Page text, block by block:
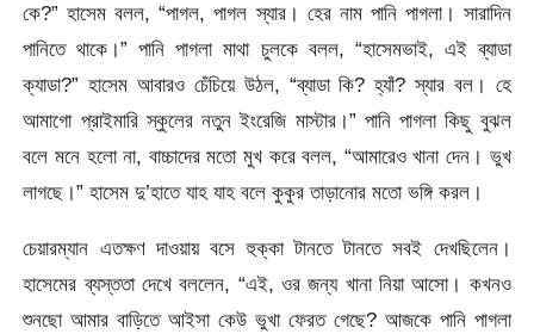
কে?” হাসেম বলল, “পাগল, পাগল স্যার। হের নাম পানি পাগলা। সারাদিন
পানিতে থাকে।” পানি পাগলা মাথা চুলকে বলল, “হাসেমভাই, এই ব্যাডা
ক্যাডা?” হাসেম আবারও চেঁচিয়ে উঠল, “ব্যাডা কি? হ্যাঁ? স্যার বল। হে
আমাগো প্রাইমারি স্কুলের নতুন ইংরেজি মাস্টার।” পানি পাগলা কিছু বুঝল
বলে মনে হলো না, বাচ্চাদের মতো মুখ করে বলল, “আমারেও খানা দেন। ভুখ
লাগছে।” হাসেম দু’হাতে যাহ যাহ বলে কুকুর তাড়ানোর মতো ভঙ্গি করল।
চেয়ারম্যান এতক্ষণ দাওয়ায় বসে হুক্কা টানতে টানতে সবই দেখছিলেন।
হাসেমের ব্যস্ততা দেখে বললেন, “এই, ওর জন্য খানা নিয়া আসো। কখনও
শুনছো আমার বাড়িতে আইসা কেউ ভুখা ফেরত গেছে? আজকে পানি পাগলা